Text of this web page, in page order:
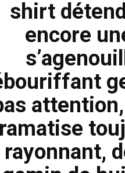
shirt
encore
rayonnant,